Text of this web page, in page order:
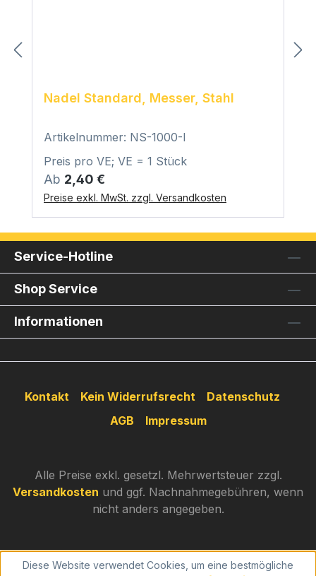
Nadel Standard, Messer, Stahl
Artikelnummer: NS-1000-I
Preis pro VE; VE = 1 Stück
Regulärer Preis:
Ab 2,40 €
Preise exkl. MwSt. zzgl. Versandkosten
Service-Hotline
Shop Service
Informationen
Kontakt Kein Widerrufsrecht
Datenschutz
AGB
Impressum
Alle Preise exkl. gesetzl. Mehrwertsteuer zzgl.
Versandkosten und ggf. Nachnahmegebühren, wenn
nicht anders angegeben.
Diese Website verwendet Cookies, um eine bestmögliche